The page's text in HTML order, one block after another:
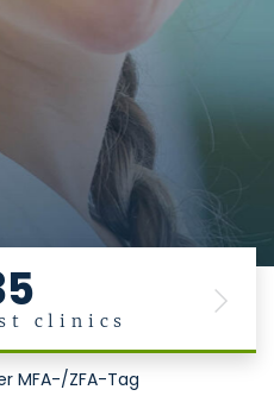
clinics Next
Fachangestellte
MFA-/ZFA-Tag